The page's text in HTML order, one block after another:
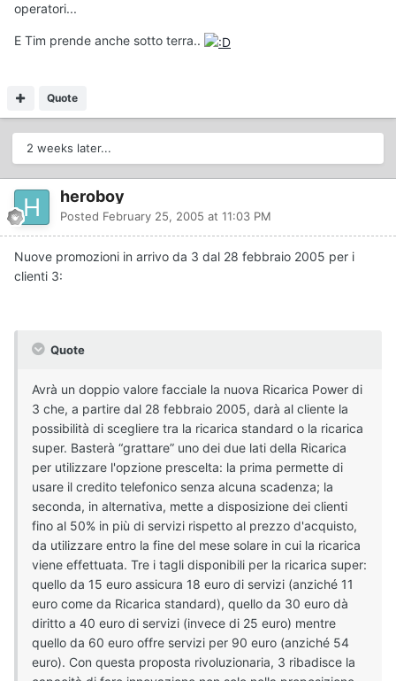
operatori...
E Tim prende anche sotto terra..
Quote
2 weeks later...
heroboy
Posted February 25, 2005 at 11:03 PM
Nuove promozioni in arrivo da 3 dal 28 febbraio 2005 per i
clienti 3:
Quote
Avrà un doppio valore facciale la nuova Ricarica Power di
3 che, a partire dal 28 febbraio 2005, darà al cliente la
possibilità di scegliere tra la ricarica standard o la ricarica
super. Basterà “grattare” uno dei due lati della Ricarica
per utilizzare l'opzione prescelta: la prima permette di
usare il credito telefonico senza alcuna scadenza; la
seconda, in alternativa, mette a disposizione dei clienti
fino al 50% in più di servizi rispetto al prezzo d'acquisto,
da utilizzare entro la fine del mese solare in cui la ricarica
viene effettuata. Tre i tagli disponibili per la ricarica super:
quello da 15 euro assicura 18 euro di servizi (anziché 11
euro come da Ricarica standard), quello da 30 euro dà
diritto a 40 euro di servizi (invece di 25 euro) mentre
quello da 60 euro offre servizi per 90 euro (anziché 54
euro). Con questa proposta rivoluzionaria, 3 ribadisce la